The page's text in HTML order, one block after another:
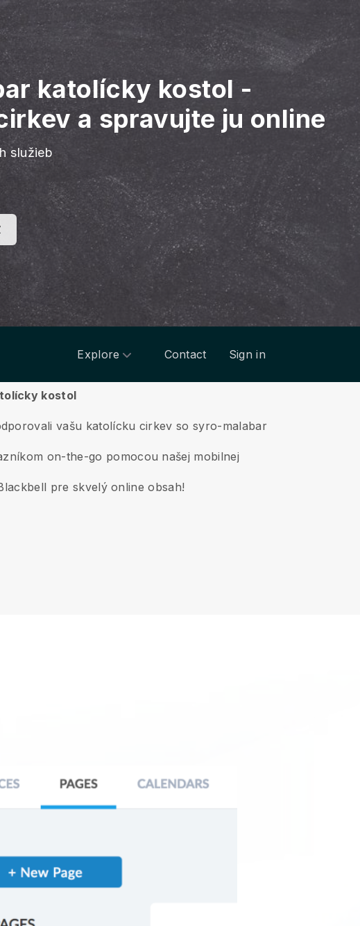
katolícky kostol-
a spravujte ju online
služieb
Explore Contact Sign in
kostol
vašu katolícku cirkev so syro-malabar
on-the-go pomocou našej mobilnej
pre skvelý online obsah!